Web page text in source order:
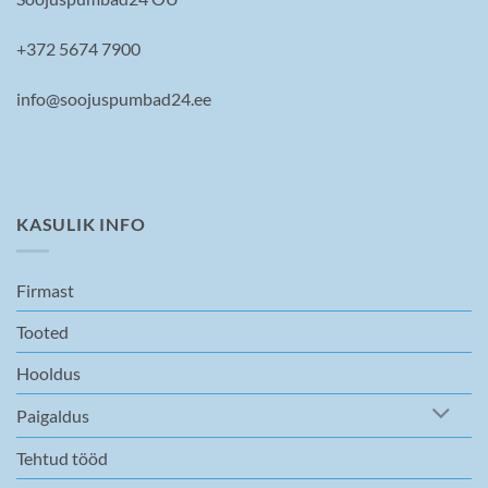
+372 5674 7900
info@soojuspumbad24.ee
KASULIK INFO
Firmast
Tooted
Hooldus
Paigaldus
Tehtud tööd